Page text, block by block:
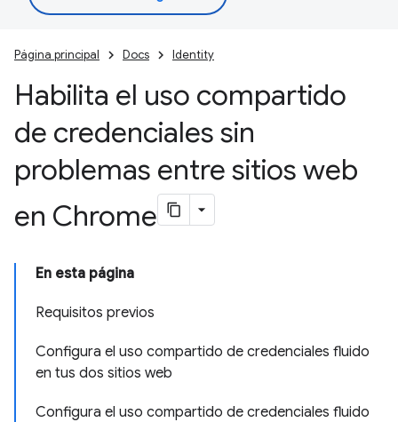
Página principal Docs Identity
Habilita el uso compartido
de credenciales sin
problemas entre sitios web
en Chrome
En esta página
Requisitos previos
Configura el uso compartido de credenciales fluido
en tus dos sitios web
Configura el uso compartido de credenciales fluido